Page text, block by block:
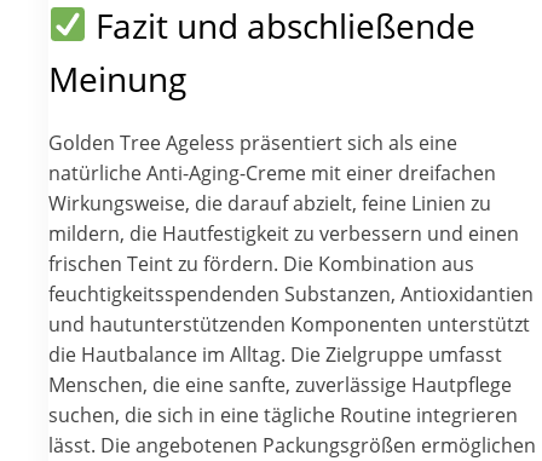
Fazit und abschließende
Meinung
Golden Tree Ageless präsentiert sich als eine
natürliche Anti-Aging-Creme mit einer dreifachen
Wirkungsweise, die darauf abzielt, feine Linien zu
mildern, die Hautfestigkeit zu verbessern und einen
frischen Teint zu fördern. Die Kombination aus
feuchtigkeitsspendenden Substanzen, Antioxidantien
und hautunterstützenden Komponenten unterstützt
die Hautbalance im Alltag. Die Zielgruppe umfasst
Menschen, die eine sanfte, zuverlässige Hautpflege
suchen, die sich in eine tägliche Routine integrieren
lässt. Die angebotenen Packungsgrößen ermöglichen